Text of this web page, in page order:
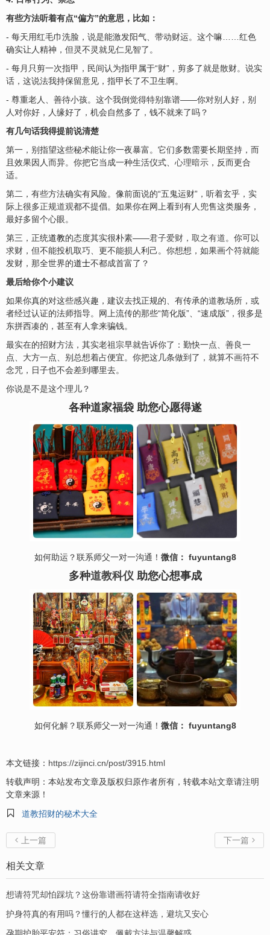
有些方法听着有点“偏方”的意思，比如：
- 每天用红毛巾洗脸，说是能激发阳气、带动财运。这个嘛……红色
确实让人精神，但灵不灵就见仁见智了。
- 每月只剪一次指甲，民间认为指甲属于“财”，剪多了就是散财。说实
话，这说法我持保留意见，指甲长了不卫生啊。
- 尊重老人、善待小孩。这个我倒觉得特别靠谱——你对别人好，别
人对你好，人缘好了，机会自然多了，钱不就来了吗？
有几句话我得提前说清楚
第一，别指望这些秘术能让你一夜暴富。它们多数需要长期坚持，而
且效果因人而异。你把它当成一种生活仪式、 心理暗示 ，反而更合
适。
第二，有些方法确实有风险。像前面说的“五鬼运财”，听着玄乎，实
际上很多正规道观都不提倡。如果你在网上看到有人兜售这类服务，
最好多留个心眼。
第三，正统道教的态度其实很朴素——君子爱财 ， 取之有道。你可以
求财，但不能投机取巧、更不能损人利己。你想想，如果画个符就能
发财，那全世界的道士不都成首富了？
最后给你个小建议
如果你真的对这些感兴趣，建议去找正规的、有传承的道教场所，或
者经过认证的法师指导。网上流传的那些“简化版”、“速成版”，很多是
东拼西凑的，甚至有人拿来骗钱。
最实在的招财方法，其实老祖宗早就告诉你了：勤快一点、善良一
点、大方一点、别总想着占便宜。你把这几条做到了，就算不画符不
念咒，日子也不会差到哪里去。
你说是不是这个理儿？
各种道家福袋 助您心愿得遂
如何助运？联系师父一对一沟通！ 微信： fuyuntang8
多种道教科仪助您心想事成
如何化解？联系师父一对一沟通！ 微信： fuyuntang8
本文链接： https://zijinci.cn/post/3915.html
转载声明：本站发布文章及版权归原作者所有，转载本站文章请注明
文章来源！

道教招财的秘术大全
 上一篇 下一篇 
相关文章
想请符咒却怕踩坑？这份靠谱画符请符全指南请收好
护身符真的有用吗？懂行的人都在这样选，避坑又安心